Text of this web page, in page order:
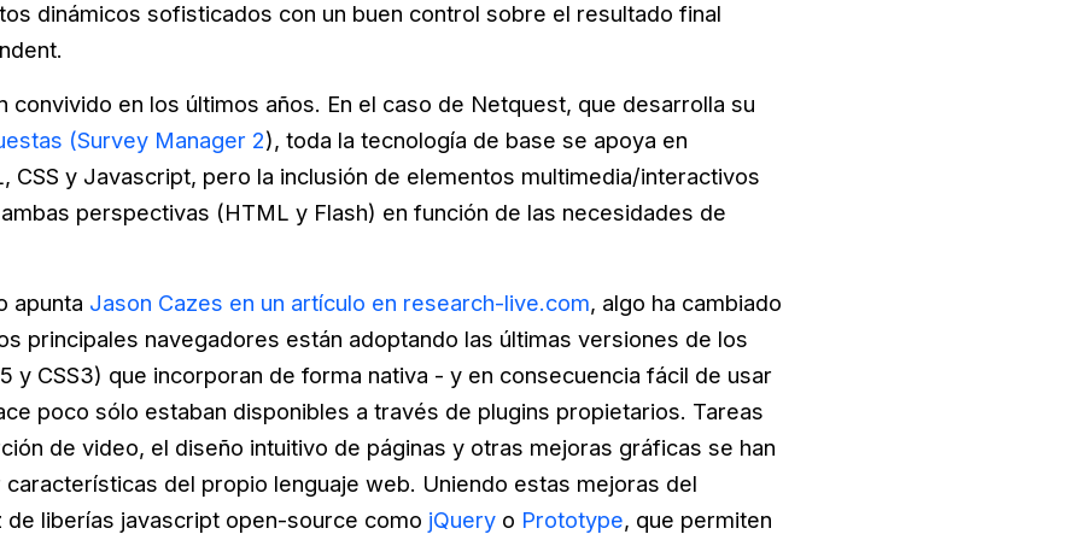
dinámicos sofisticados con un buen control sobre el resultado final
convivido en los últimos años. En el caso de Netquest, que desarrolla su
(Survey Manager 2), toda la tecnología de base se apoya en
CSS y Javascript, pero la inclusión de elementos multimedia/interactivos
perspectivas (HTML y Flash) en función de las necesidades de
apunta Jason Cazes en un artículo en research-live.com, algo ha cambiado
principales navegadores están adoptando las últimas versiones de los
y CSS3) que incorporan de forma nativa - y en consecuencia fácil de usar
poco sólo estaban disponibles a través de plugins propietarios. Tareas
de video, el diseño intuitivo de páginas y otras mejoras gráficas se han
del propio lenguaje web. Uniendo estas mejoras del
de liberías javascript open-source como jQuery o Prototype, que permiten